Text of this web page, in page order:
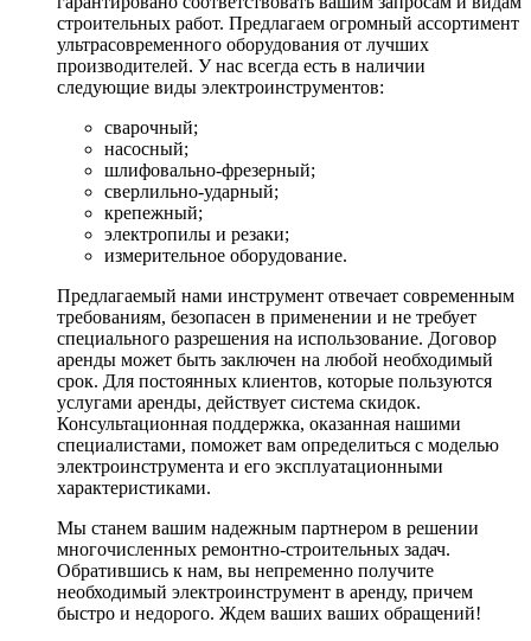
строительных работ. Предлагаем огромный ассортимент
ультрасовременного оборудования от лучших
производителей. У нас всегда есть в наличии
следующие виды электроинструментов:
сварочный;
насосный;
шлифовально-фрезерный;
сверлильно-ударный;
крепежный;
электропилы и резаки;
измерительное оборудование.
Предлагаемый нами инструмент отвечает современным
требованиям, безопасен в применении и не требует
специального разрешения на использование. Договор
аренды может быть заключен на любой необходимый
срок. Для постоянных клиентов, которые пользуются
услугами аренды, действует система скидок.
Консультационная поддержка, оказанная нашими
специалистами, поможет вам определиться с моделью
электроинструмента и его эксплуатационными
характеристиками.
Мы станем вашим надежным партнером в решении
многочисленных ремонтно-строительных задач.
Обратившись к нам, вы непременно получите
необходимый электроинструмент в аренду, причем
быстро и недорого. Ждем ваших ваших обращений!